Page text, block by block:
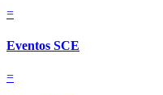
=
Eventos SCE
=